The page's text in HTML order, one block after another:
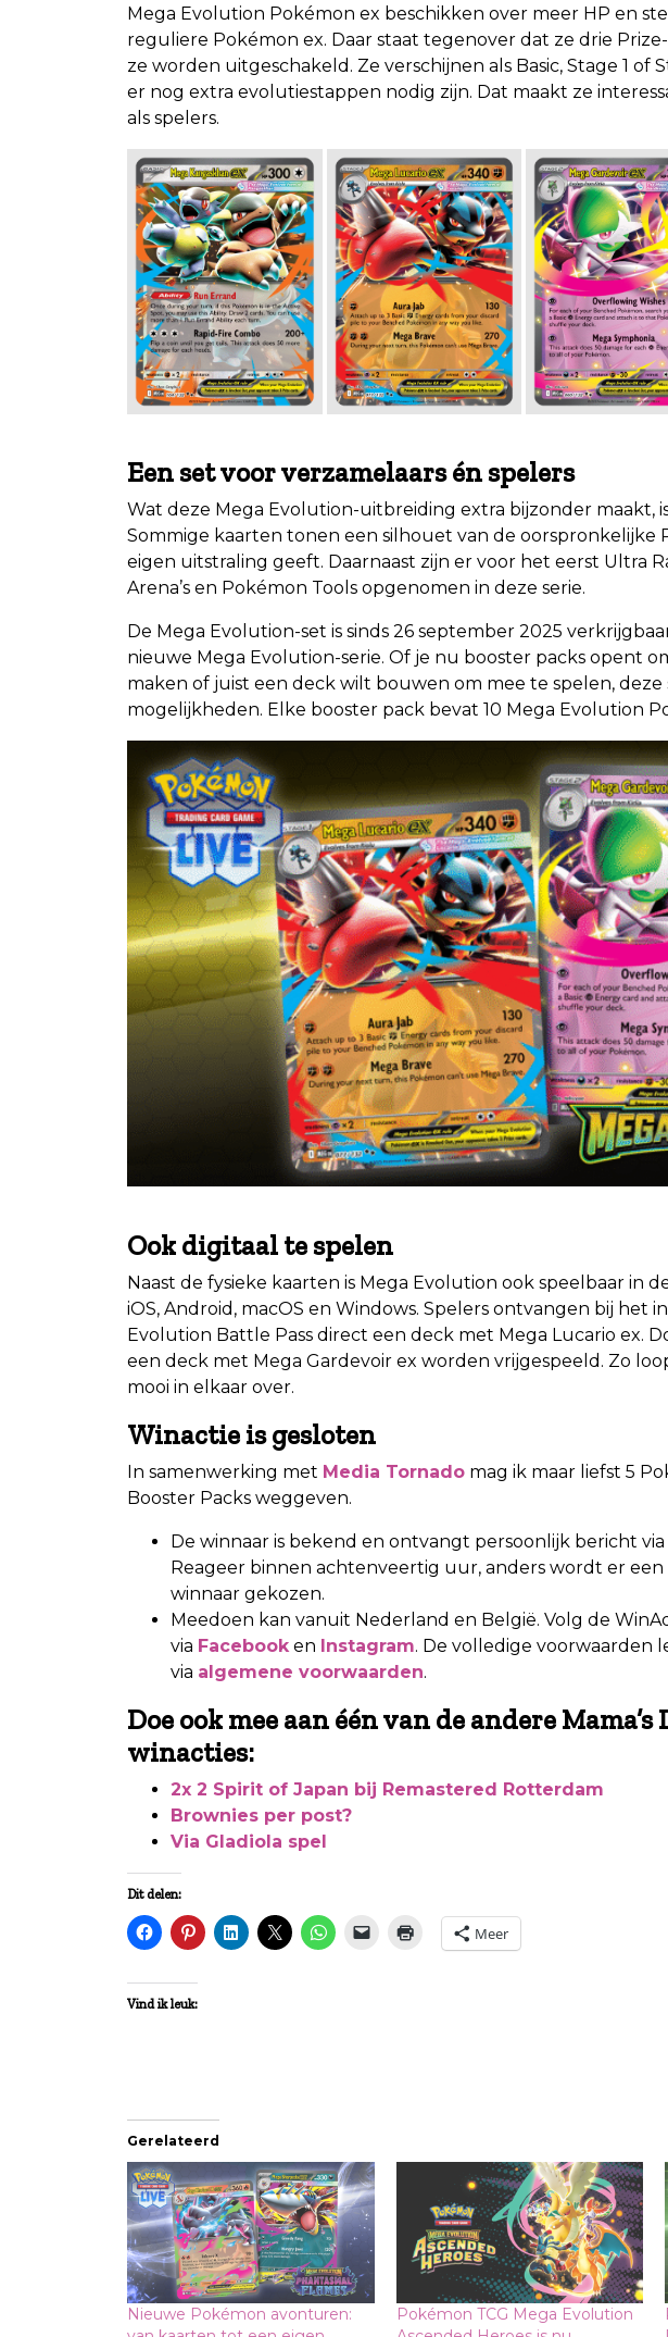
Mega Evolution Pokémon ex beschikken over meer HP en
reguliere Pokémon ex. Daar staat tegenover dat ze drie
ze worden uitgeschakeld. Ze verschijnen als Basic, Stage 1 of
er nog extra evolutiestappen nodig zijn. Dat maakt ze
als spelers.
Een set voor verzamelaars én spelers
Wat deze Mega Evolution-uitbreiding extra bijzonder maakt,
Sommige kaarten tonen een silhouet van de oorspronkelijke
eigen uitstraling geeft. Daarnaast zijn er voor het eerst Ultra
Arena’s en Pokémon Tools opgenomen in deze serie.
De Mega Evolution-set is sinds 26 september 2025
nieuwe Mega Evolution-serie. Of je nu booster packs opent
maken of juist een deck wilt bouwen om mee te spelen,
mogelijkheden. Elke booster pack bevat 10 Mega Evolution
Ook digitaal te spelen
Naast de fysieke kaarten is Mega Evolution ook speelbaar in
iOS, Android, macOS en Windows. Spelers ontvangen bij het
Evolution Battle Pass direct een deck met Mega Lucario ex.
een deck met Mega Gardevoir ex worden vrijgespeeld. Zo
mooi in elkaar over.
Winactie is gesloten
In samenwerking met Media Tornado mag ik maar liefst 5
Booster Packs weggeven.
De winnaar is bekend en ontvangt persoonlijk bericht via
Reageer binnen achtenveertig uur, anders wordt er een
winnaar gekozen.
Meedoen kan vanuit Nederland en België. Volg de
via Facebook en Instagram. De volledige voorwaarden
via algemene voorwaarden.
Doe ook mee aan één van de andere Mama’s
winacties:
2x 2 Spirit of Japan bij Remastered Rotterdam
Brownies per post?
Via Gladiola spel
Dit delen:
Meer
Vind ik leuk:
Gerelateerd
Nieuwe Pokémon avonturen:
Pokémon TCG Mega Evolution